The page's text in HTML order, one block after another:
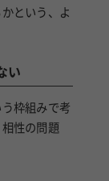
という、よ
い
枠組みで考
性の問題